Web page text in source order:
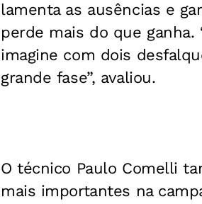
lamenta as ausências e
perde mais do que
imagine com dois
grande fase”, avaliou.
O técnico Paulo Comelli
mais importantes na